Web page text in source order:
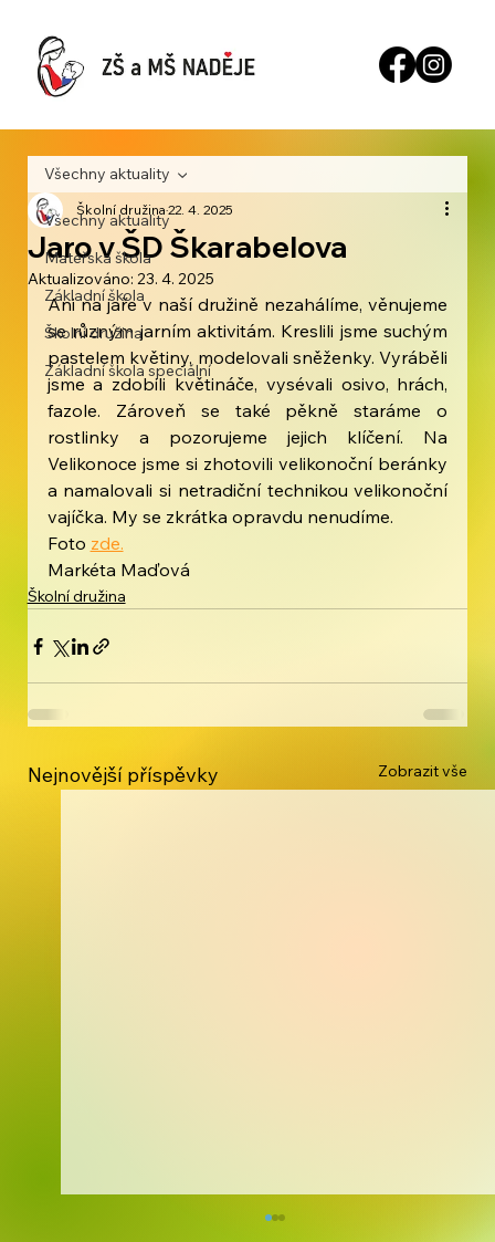
Všechny aktuality
Mateřská škola
Základní škola
Školní družina
Základní škola speciální
Všechny aktuality
Jaro v ŠD Škarabelova
Školní družina22. 4. 2025
Aktualizováno: 23. 4. 2025
Ani na jaře v naší družině nezahálíme, věnujeme
se různým jarním aktivitám. Kreslili jsme suchým
pastelem květiny, modelovali sněženky. Vyráběli
jsme a zdobili květináče, vysévali osivo, hrách,
fazole. Zároveň se také pěkně staráme o
rostlinky a pozorujeme jejich klíčení.
Na
Velikonoce jsme si zhotovili velikonoční beránky
a namalovali si netradiční technikou velikonoční
vajíčka. My se zkrátka opravdu nenudíme.
Foto zde.
Markéta Maďová
Školní družina
Nejnovější příspěvky Zobrazit vše